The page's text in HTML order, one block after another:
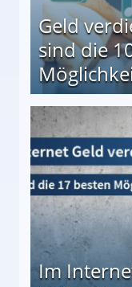
Geld
sind die
besten Möglichkeiten
Im